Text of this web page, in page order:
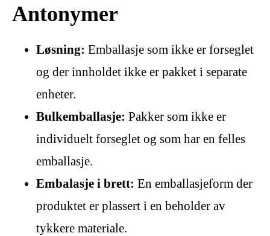
Antonymer
Løsning: Emballasje som ikke er forseglet
og der innholdet ikke er pakket i separate
enheter.
Bulkemballasje: Pakker som ikke er
individuelt forseglet og som har en felles
emballasje.
Embalasje i brett: En emballasjeform der
produktet er plassert i en beholder av
tykkere materiale.